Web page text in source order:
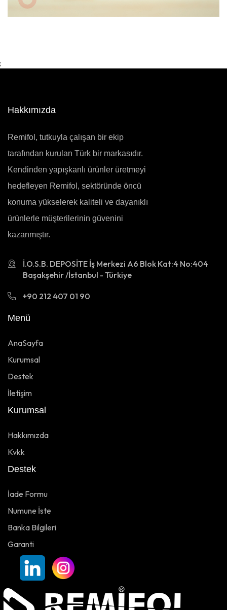
;
Hakkımızda
Remifol, tutkuyla çalışan bir ekip
tarafından kurulan Türk bir markasıdır.
Kendinden yapışkanlı ürünler üretmeyi
hedefleyen Remifol, sektöründe öncü
konuma yükselerek kaliteli ve dayanıklı
ürünlerle müşterilerinin güvenini
kazanmıştır.
İ.O.S.B. DEPOSİTE İş Merkezi A6 Blok Kat:4 No:404
Başakşehir /İstanbul - Türkiye
+90 212 407 01 90
Menü
AnaSayfa
Kurumsal
Destek
İletişim
Kurumsal
Hakkımızda
Kvkk
Destek
İade Formu
Numune İste
Banka Bilgileri
Garanti